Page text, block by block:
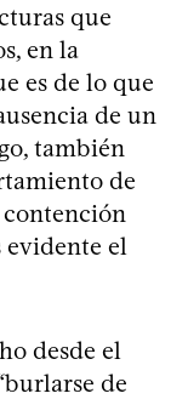
que
en la
es de lo que
de un
también
de
contención
evidente el
desde el
de